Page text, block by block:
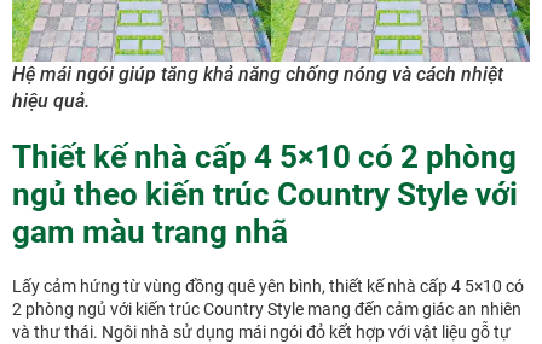
Hệ mái ngói giúp tăng khả năng chống nóng và cách nhiệt
hiệu quả.
Thiết kế nhà cấp 4 5×10 có 2 phòng
ngủ theo kiến trúc Country Style với
gam màu trang nhã
Lấy cảm hứng từ vùng đồng quê yên bình, thiết kế nhà cấp 4 5×10 có
2 phòng ngủ với kiến trúc Country Style mang đến cảm giác an nhiên
và thư thái. Ngôi nhà sử dụng mái ngói đỏ kết hợp với vật liệu gỗ tự